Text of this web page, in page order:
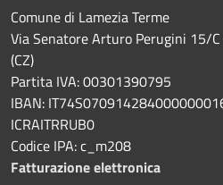
Comune di Lamezia Terme
Via Senatore Arturo Perugini 15/
(CZ)
Partita IVA: 00301390795
IBAN:
ICRAITRRUB0
Codice IPA: c_m208
Fatturazione elettronica